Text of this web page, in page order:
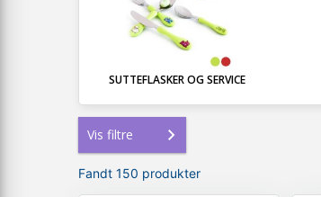
SUTTEFLASKER OG SERVICE
Vis filtre
Fandt 150 produkter